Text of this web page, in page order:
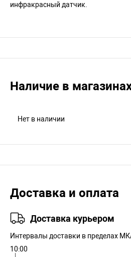
инфракрасный датчик.
Наличие в
Нет в наличии
Доставка и оплата
Доставка курьером
Интервалы доставки в пределах
10:00